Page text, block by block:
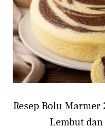
Resep Bolu
Lembut